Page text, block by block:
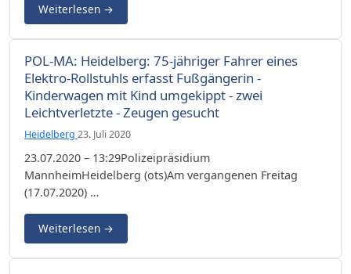
Weiterlesen →
POL-MA: Heidelberg: 75-jähriger Fahrer eines
Elektro-Rollstuhls erfasst Fußgängerin -
Kinderwagen mit Kind umgekippt - zwei
Leichtverletzte - Zeugen gesucht
Heidelberg 23. Juli 2020
23.07.2020 – 13:29Polizeipräsidium
MannheimHeidelberg (ots)Am vergangenen Freitag
(17.07.2020) …
Weiterlesen →